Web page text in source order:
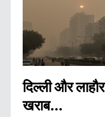
दिल्ली और
खराब...